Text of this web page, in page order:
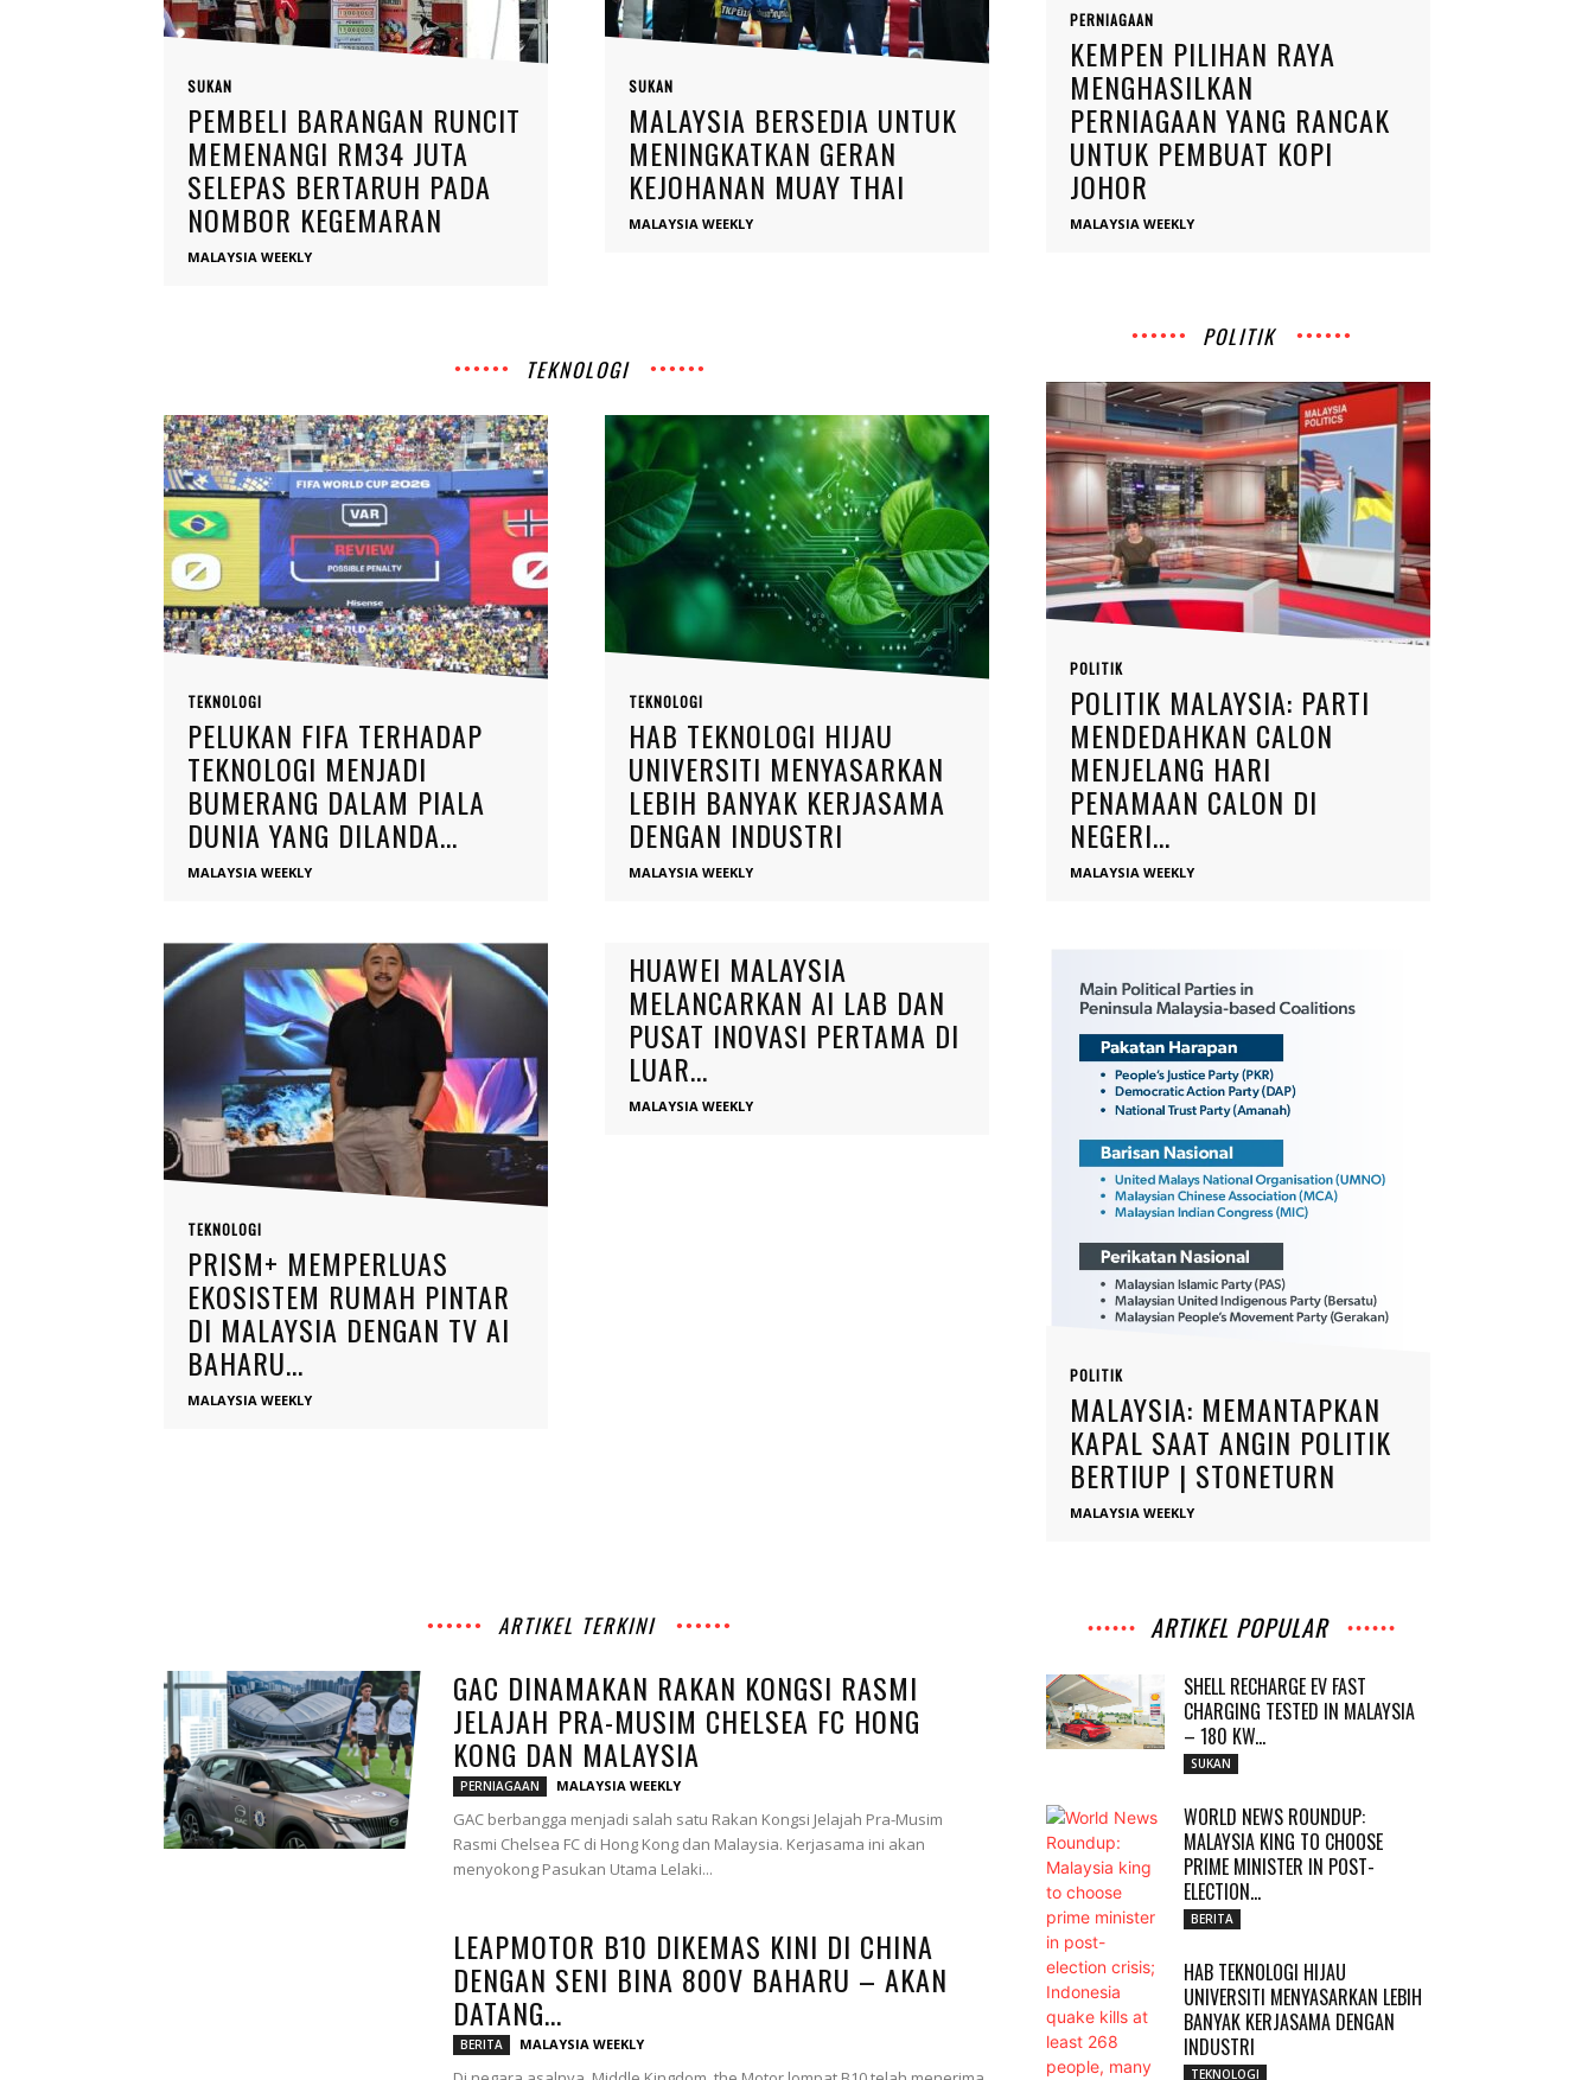
SUKAN
PEMBELI BARANGAN RUNCIT
MEMENANGI RM34 JUTA
SELEPAS BERTARUH PADA
NOMBOR KEGEMARAN
MALAYSIA WEEKLY
SUKAN
MALAYSIA BERSEDIA UNTUK
MENINGKATKAN GERAN
KEJOHANAN MUAY THAI
MALAYSIA WEEKLY
TEKNOLOGI
TEKNOLOGI
PELUKAN FIFA TERHADAP
TEKNOLOGI MENJADI
BUMERANG DALAM PIALA
DUNIA YANG DILANDA...
MALAYSIA WEEKLY
TEKNOLOGI
HAB TEKNOLOGI HIJAU
UNIVERSITI MENYASARKAN
LEBIH BANYAK KERJASAMA
DENGAN INDUSTRI
MALAYSIA WEEKLY
TEKNOLOGI
PRISM+ MEMPERLUAS
EKOSISTEM RUMAH PINTAR
DI MALAYSIA DENGAN TV AI
BAHARU...
MALAYSIA WEEKLY
HUAWEI MALAYSIA
MELANCARKAN AI LAB DAN
PUSAT INOVASI PERTAMA DI
LUAR...
MALAYSIA WEEKLY
PERNIAGAAN
KEMPEN PILIHAN RAYA
MENGHASILKAN
PERNIAGAAN YANG RANCAK
UNTUK PEMBUAT KOPI
JOHOR
MALAYSIA WEEKLY
POLITIK
POLITIK
POLITIK MALAYSIA: PARTI
MENDEDAHKAN CALON
MENJELANG HARI
PENAMAAN CALON DI
NEGERI...
MALAYSIA WEEKLY
POLITIK
MALAYSIA: MEMANTAPKAN
KAPAL SAAT ANGIN POLITIK
BERTIUP | STONETURN
MALAYSIA WEEKLY
ARTIKEL TERKINI
GAC DINAMAKAN RAKAN KONGSI RASMI
JELAJAH PRA-MUSIM CHELSEA FC HONG
KONG DAN MALAYSIA
PERNIAGAAN MALAYSIA WEEKLY
GAC berbangga menjadi salah satu Rakan Kongsi Jelajah Pra-Musim
Rasmi Chelsea FC di Hong Kong dan Malaysia. Kerjasama ini akan
menyokong Pasukan Utama Lelaki...
LEAPMOTOR B10 DIKEMAS KINI DI CHINA
DENGAN SENI BINA 800V BAHARU – AKAN
DATANG...
BERITA MALAYSIA WEEKLY
ARTIKEL POPULAR
SHELL RECHARGE EV FAST
CHARGING TESTED IN MALAYSIA
– 180 KW...
SUKAN
WORLD NEWS ROUNDUP:
MALAYSIA KING TO CHOOSE
PRIME MINISTER IN POST-
ELECTION...
BERITA
HAB TEKNOLOGI HIJAU
UNIVERSITI MENYASARKAN LEBIH
BANYAK KERJASAMA DENGAN
INDUSTRI
TEKNOLOGI